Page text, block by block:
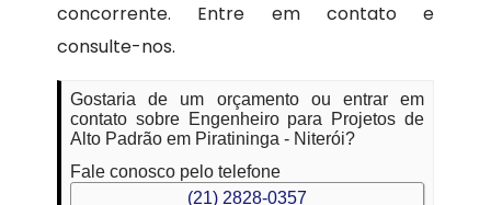
concorrente. Entre em contato e
consulte-nos.
Gostaria de um orçamento ou entrar em
contato sobre Engenheiro para Projetos de
Alto Padrão em Piratininga - Niterói?
Fale conosco pelo telefone
(21) 2828-0357